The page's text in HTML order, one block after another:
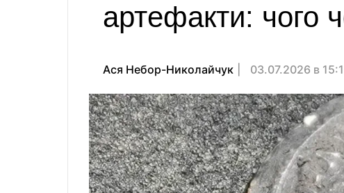
артефакти: чого
Ася Небор-Николайчук 03.07.2026 в